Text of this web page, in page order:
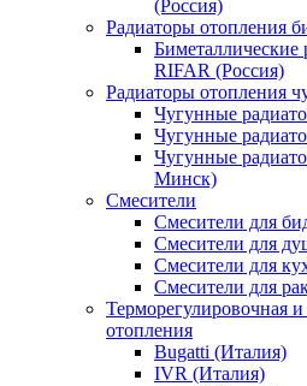
(Россия)
Радиаторы отопления
Биметаллические
RIFAR (Россия)
Радиаторы отопления
Чугунные
Чугунные
Чугунные
Минск)
Смесители
Смесители для
Смесители для
Смесители для
Смесители для
Терморегулировочная
отопления
Bugatti (Италия)
IVR (Италия)